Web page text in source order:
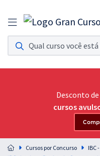
Assinatura Ilimitada 11
Acesso a todos os cursos. Teste
Assinatura OAB Até
Acesso ilimitado a toda
Residências
Preparação completa e
residências em saúde do Brasil
Desconto de
cursos
Cursos por Concurso
IBC